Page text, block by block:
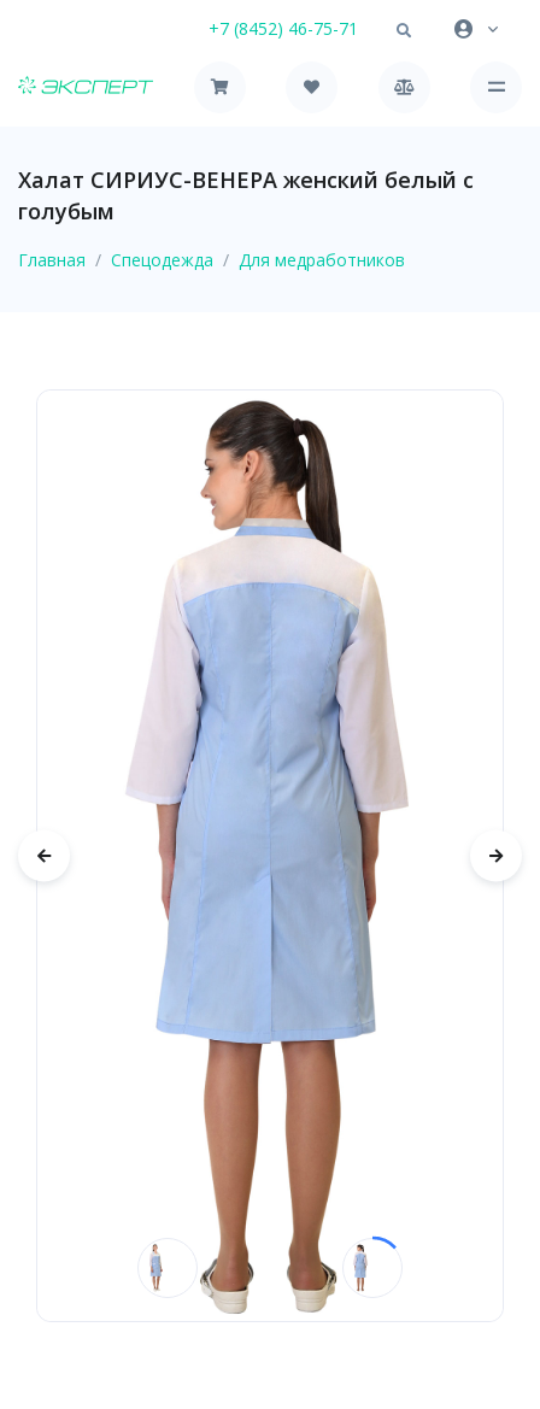
+7 (8452) 46-75-71
Халат СИРИУС-ВЕНЕРА женский белый с
голубым
Главная Спецодежда Для медработников